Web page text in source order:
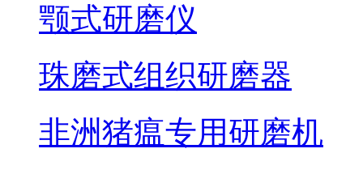
颚式研磨仪
珠磨式组织研磨器
非洲猪瘟专用研磨机